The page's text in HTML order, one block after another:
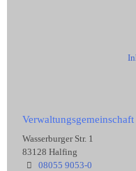
Wasserburger Str. 1
83128 Halfing
08055 9053-0